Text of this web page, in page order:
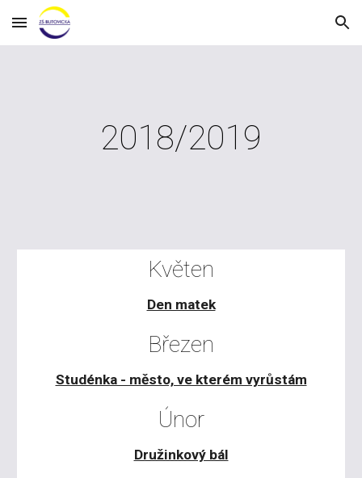
Skip to main content Skip to navigation
2018/2019
Květen
Den matek
Březen
Studénka - město, ve kterém vyrůstám
Únor
Družinkový bál